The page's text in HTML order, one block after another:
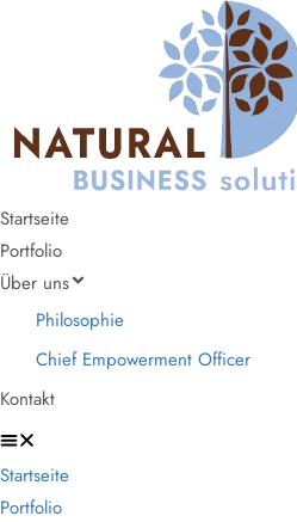
Startseite
Portfolio
Über uns
Philosophie
Chief Empowerment Officer
Kontakt
Startseite
Portfolio